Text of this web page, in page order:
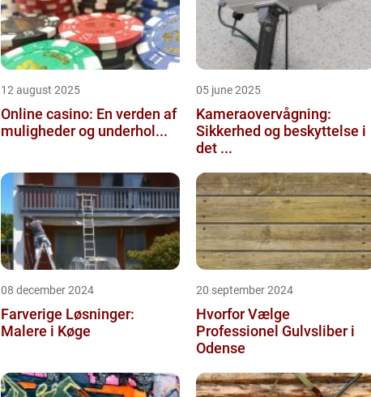
12 august 2025
Online casino: En verden af
muligheder og underhol...
05 june 2025
Kameraovervågning:
Sikkerhed og beskyttelse i
det ...
08 december 2024
Farverige Løsninger:
Malere i Køge
20 september 2024
Hvorfor Vælge
Professionel Gulvsliber i
Odense